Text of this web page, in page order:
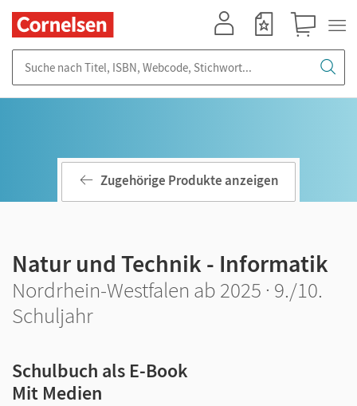
Zugehörige Produkte anzeigen
Natur und Technik - Informatik
Nordrhein-Westfalen ab 2025 · 9./10.
Schuljahr
Schulbuch als E-Book
Mit Medien